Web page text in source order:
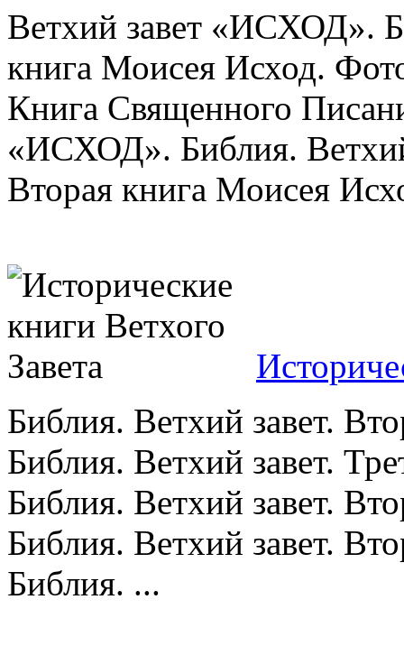
Ветхий завет «ИСХОД».
книга Моисея Исход.
Книга Священного
«ИСХОД». Библия.
Вторая книга Моисея
Библия. Ветхий завет.
Библия. Ветхий завет.
Библия. Ветхий завет.
Библия. Ветхий завет.
Библия. ...